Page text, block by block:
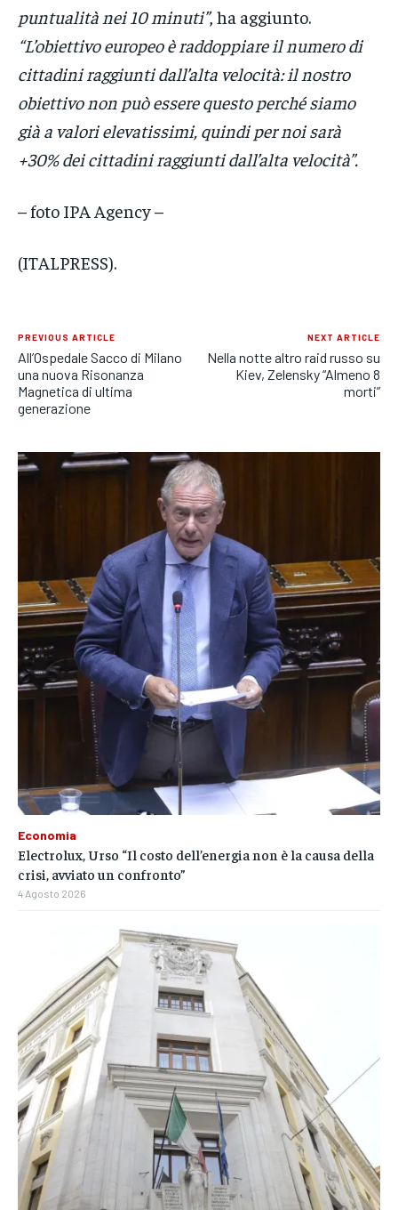
puntualità nei 10 minuti”, ha aggiunto.
“L’obiettivo europeo è raddoppiare il numero di
cittadini raggiunti dall’alta velocità: il nostro
obiettivo non può essere questo perché siamo
già a valori elevatissimi, quindi per noi sarà
+30% dei cittadini raggiunti dall’alta velocità”.
– foto IPA Agency –
(ITALPRESS).
PREVIOUS ARTICLE
All’Ospedale Sacco di Milano
una nuova Risonanza
Magnetica di ultima
generazione
NEXT ARTICLE
Nella notte altro raid russo su
Kiev, Zelensky “Almeno 8
morti”
Economia
Electrolux, Urso “Il costo dell’energia non è la causa della
crisi, avviato un confronto”
4 Agosto 2026